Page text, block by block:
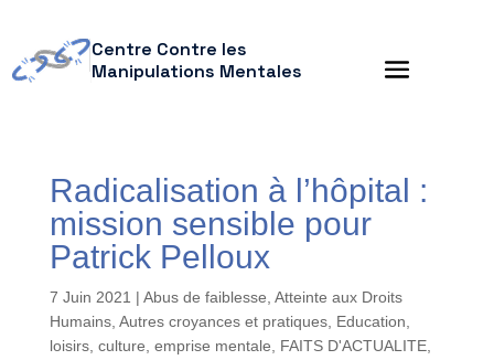
Centre Contre les
Manipulations Mentales
Radicalisation à l’hôpital :
mission sensible pour
Patrick Pelloux
7 Juin 2021 | Abus de faiblesse Atteinte aux Droits
Humains, Autres croyances et pratiques, Education,
loisirs, culture emprise mentale FAITS D'ACTUALITE,